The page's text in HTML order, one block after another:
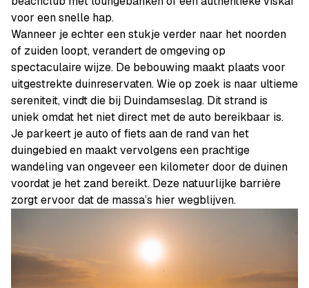
voor een snelle hap.
Wanneer je echter een stukje verder naar het noorden
of zuiden loopt, verandert de omgeving op
spectaculaire wijze. De bebouwing maakt plaats voor
uitgestrekte duinreservaten. Wie op zoek is naar ultieme
sereniteit, vindt die bij Duindamseslag. Dit strand is
uniek omdat het niet direct met de auto bereikbaar is.
Je parkeert je auto of fiets aan de rand van het
duingebied en maakt vervolgens een prachtige
wandeling van ongeveer een kilometer door de duinen
voordat je het zand bereikt. Deze natuurlijke barrière
zorgt ervoor dat de massa’s hier wegblijven.